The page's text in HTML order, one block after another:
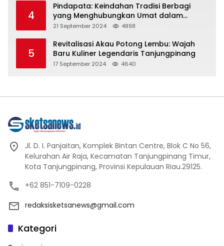
4
Pindapata: Keindahan Tradisi Berbagi
yang Menghubungkan Umat dalam
Spiritualitas dan Kebersamaan dalam
21 September 2024 4898
5
Revitalisasi Akau Potong Lembu: Wajah
Baru Kuliner Legendaris Tanjungpinang
17 September 2024 4640
Jl. D. I. Panjaitan, Komplek Bintan Centre, Blok C No 56,
Kelurahan Air Raja, Kecamatan Tanjungpinang Timur,
Kota Tanjungpinang, Provinsi Kepulauan Riau.29125.
+62 851-7109-0228
redaksisketsanews@gmail.com
Kategori